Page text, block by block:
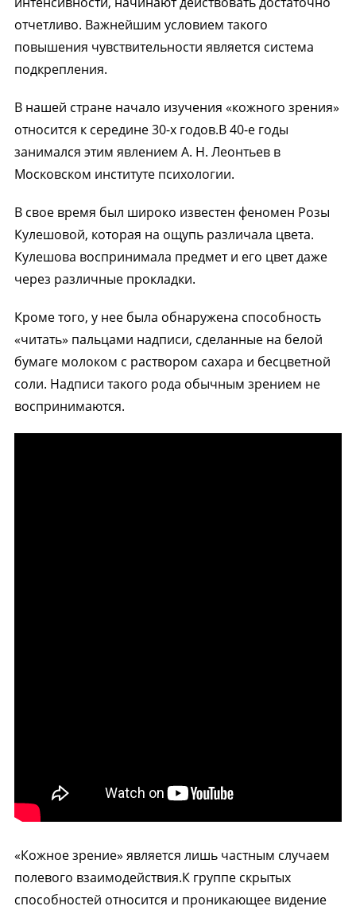
отчетливо. Важнейшим условием такого
повышения чувствительности является система
подкрепления.
В нашей стране начало изучения «кожного зрения»
относится к середине 30-х годов.В 40-е годы
занимался этим явлением А. Н. Леонтьев в
Московском институте психологии.
В свое время был широко известен феномен Розы
Кулешовой, которая на ощупь различала цвета.
Кулешова воспринимала предмет и его цвет даже
через различные прокладки.
Кроме того, у нее была обнаружена способность
«читать» пальцами надписи, сделанные на белой
бумаге молоком с раствором сахара и бесцветной
соли. Надписи такого рода обычным зрением не
воспринимаются.
«Кожное зрение» является лишь частным случаем
полевого взаимодействия.К группе скрытых
способностей относится и проникающее видение